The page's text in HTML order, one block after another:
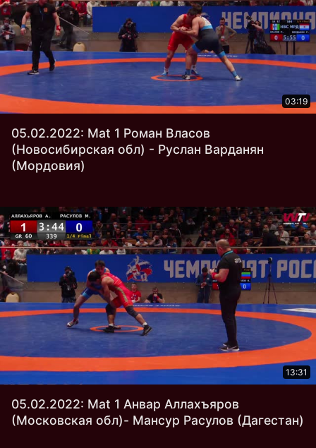
03:19
05.02.2022: Mat 1 Роман Власов
(Новосибирская обл) - Руслан Варданян
(Мордовия)
13:31
05.02.2022: Mat 1 Анвар Аллахъяров
(Московская обл)- Мансур Расулов (Дагестан)